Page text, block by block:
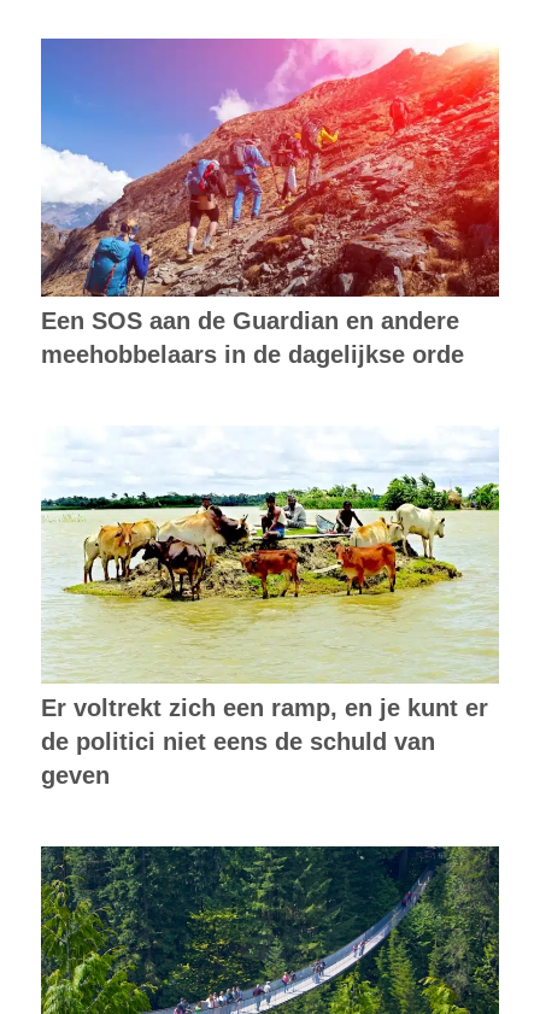
Een SOS aan de Guardian en andere
meehobbelaars in de dagelijkse orde
Er voltrekt zich een ramp, en je kunt er
de politici niet eens de schuld van
geven